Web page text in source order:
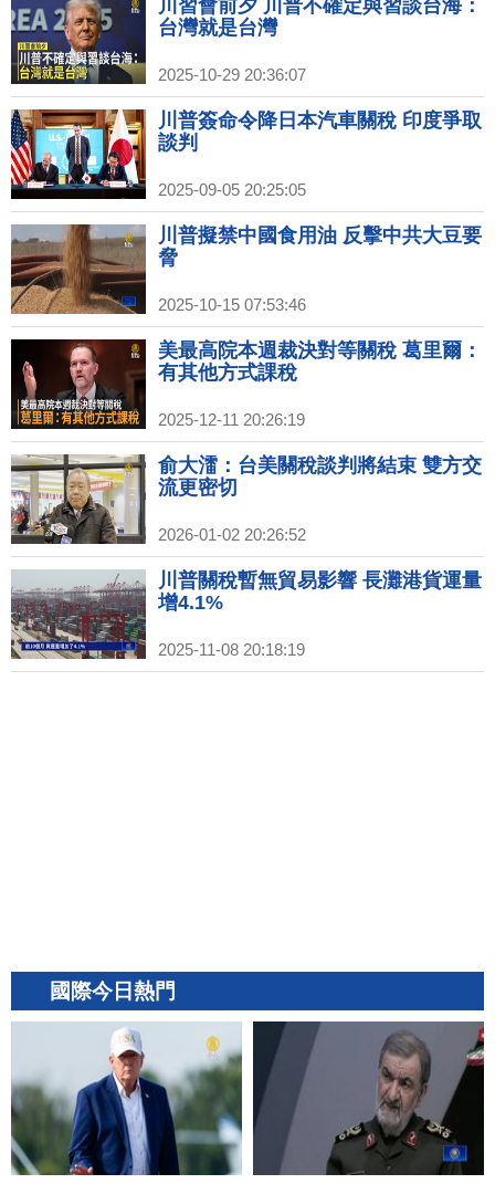
川習會前夕 川普不確定與習談台海：
台灣就是台灣
2025-10-29 20:36:07
川普簽命令降日本汽車關稅 印度爭取
談判
2025-09-05 20:25:05
川普擬禁中國食用油 反擊中共大豆要
脅
2025-10-15 07:53:46
美最高院本週裁決對等關稅 葛里爾：
有其他方式課稅
2025-12-11 20:26:19
俞大㵢：台美關稅談判將結束 雙方交
流更密切
2026-01-02 20:26:52
川普關稅暫無貿易影響 長灘港貨運量
增4.1%
2025-11-08 20:18:19
國際今日熱門